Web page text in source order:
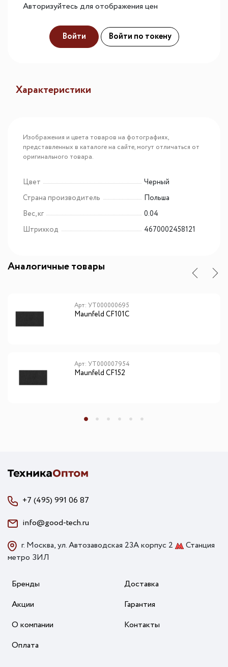
Авторизуйтесь для отображения цен
Войти Войти по токену
Характеристики
Изображения и цвета товаров на фотографиях,
представленных в каталоге на сайте, могут отличаться от
оригинального товара.
Цвет
Черный
Страна производитель
Польша
Вес, кг
0.04
Штрихкод
4670002458121
Аналогичные товары
Арт: УТ000000695
Maunfeld CF101С
Арт: УТ000007954
Maunfeld CF152
+7 (495) 991 06 87
info@good-tech.ru
г. Москва, ул. Автозаводская 23А корпус 2
Станция
метро ЗИЛ
Бренды
Акции
О компании
Оплата
Доставка
Гарантия
Контакты